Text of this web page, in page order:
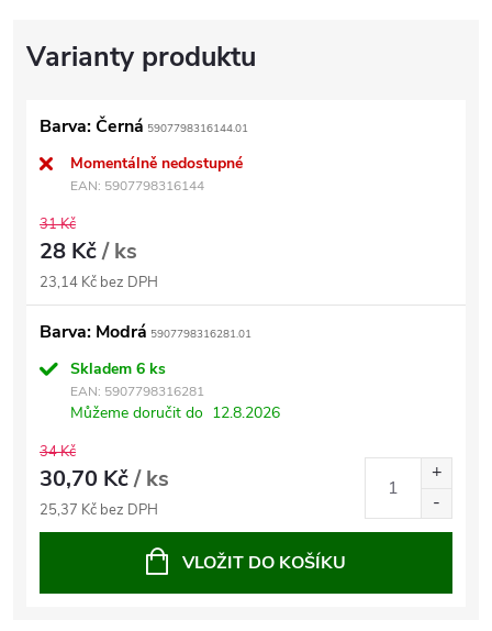
Barva: Černá 5907798316144.01
Momentálně nedostupné
EAN: 5907798316144
31 Kč
28 Kč/ ks
23,14 Kč bez DPH
Barva: Modrá 5907798316281.01
Skladem 6 ks
EAN: 5907798316281
Můžeme doručit do 12.8.2026
34 Kč
30,70 Kč/ ks
25,37 Kč bez DPH
VLOŽIT DO KOŠÍKU